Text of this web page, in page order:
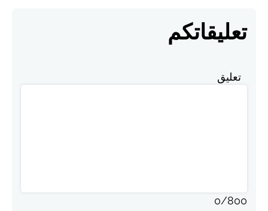
تعليقاتكم
تعليق
0/800